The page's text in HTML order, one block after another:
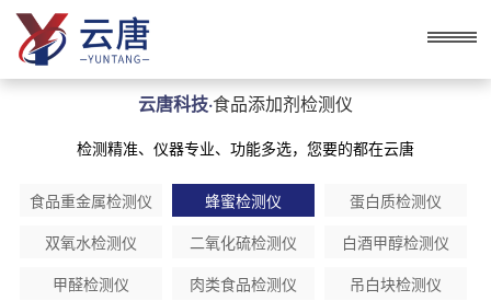
云唐科技·食品添加剂检测仪
检测精准、仪器专业、功能多选，您要的都在云唐
食品重金属检测仪 蜂蜜检测仪
蛋白质检测仪
双氧水检测仪
二氧化硫检测仪
白酒甲醇检测仪
甲醛检测仪
肉类食品检测仪
吊白块检测仪